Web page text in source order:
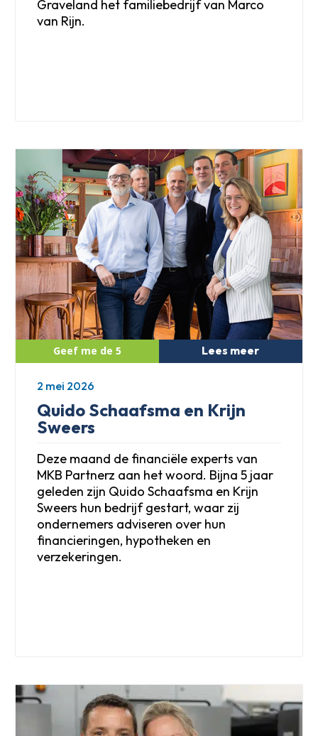
Graveland het familiebedrijf van Marco
van Rijn.
Quido Schaafsma en Krijn
Sweers
Deze maand de financiële experts van
MKB Partnerz aan het woord. Bijna 5 jaar
geleden zijn Quido Schaafsma en Krijn
Sweers hun bedrijf gestart, waar zij
ondernemers adviseren over hun
financieringen, hypotheken en
verzekeringen.
Lees meer
2 mei 2026